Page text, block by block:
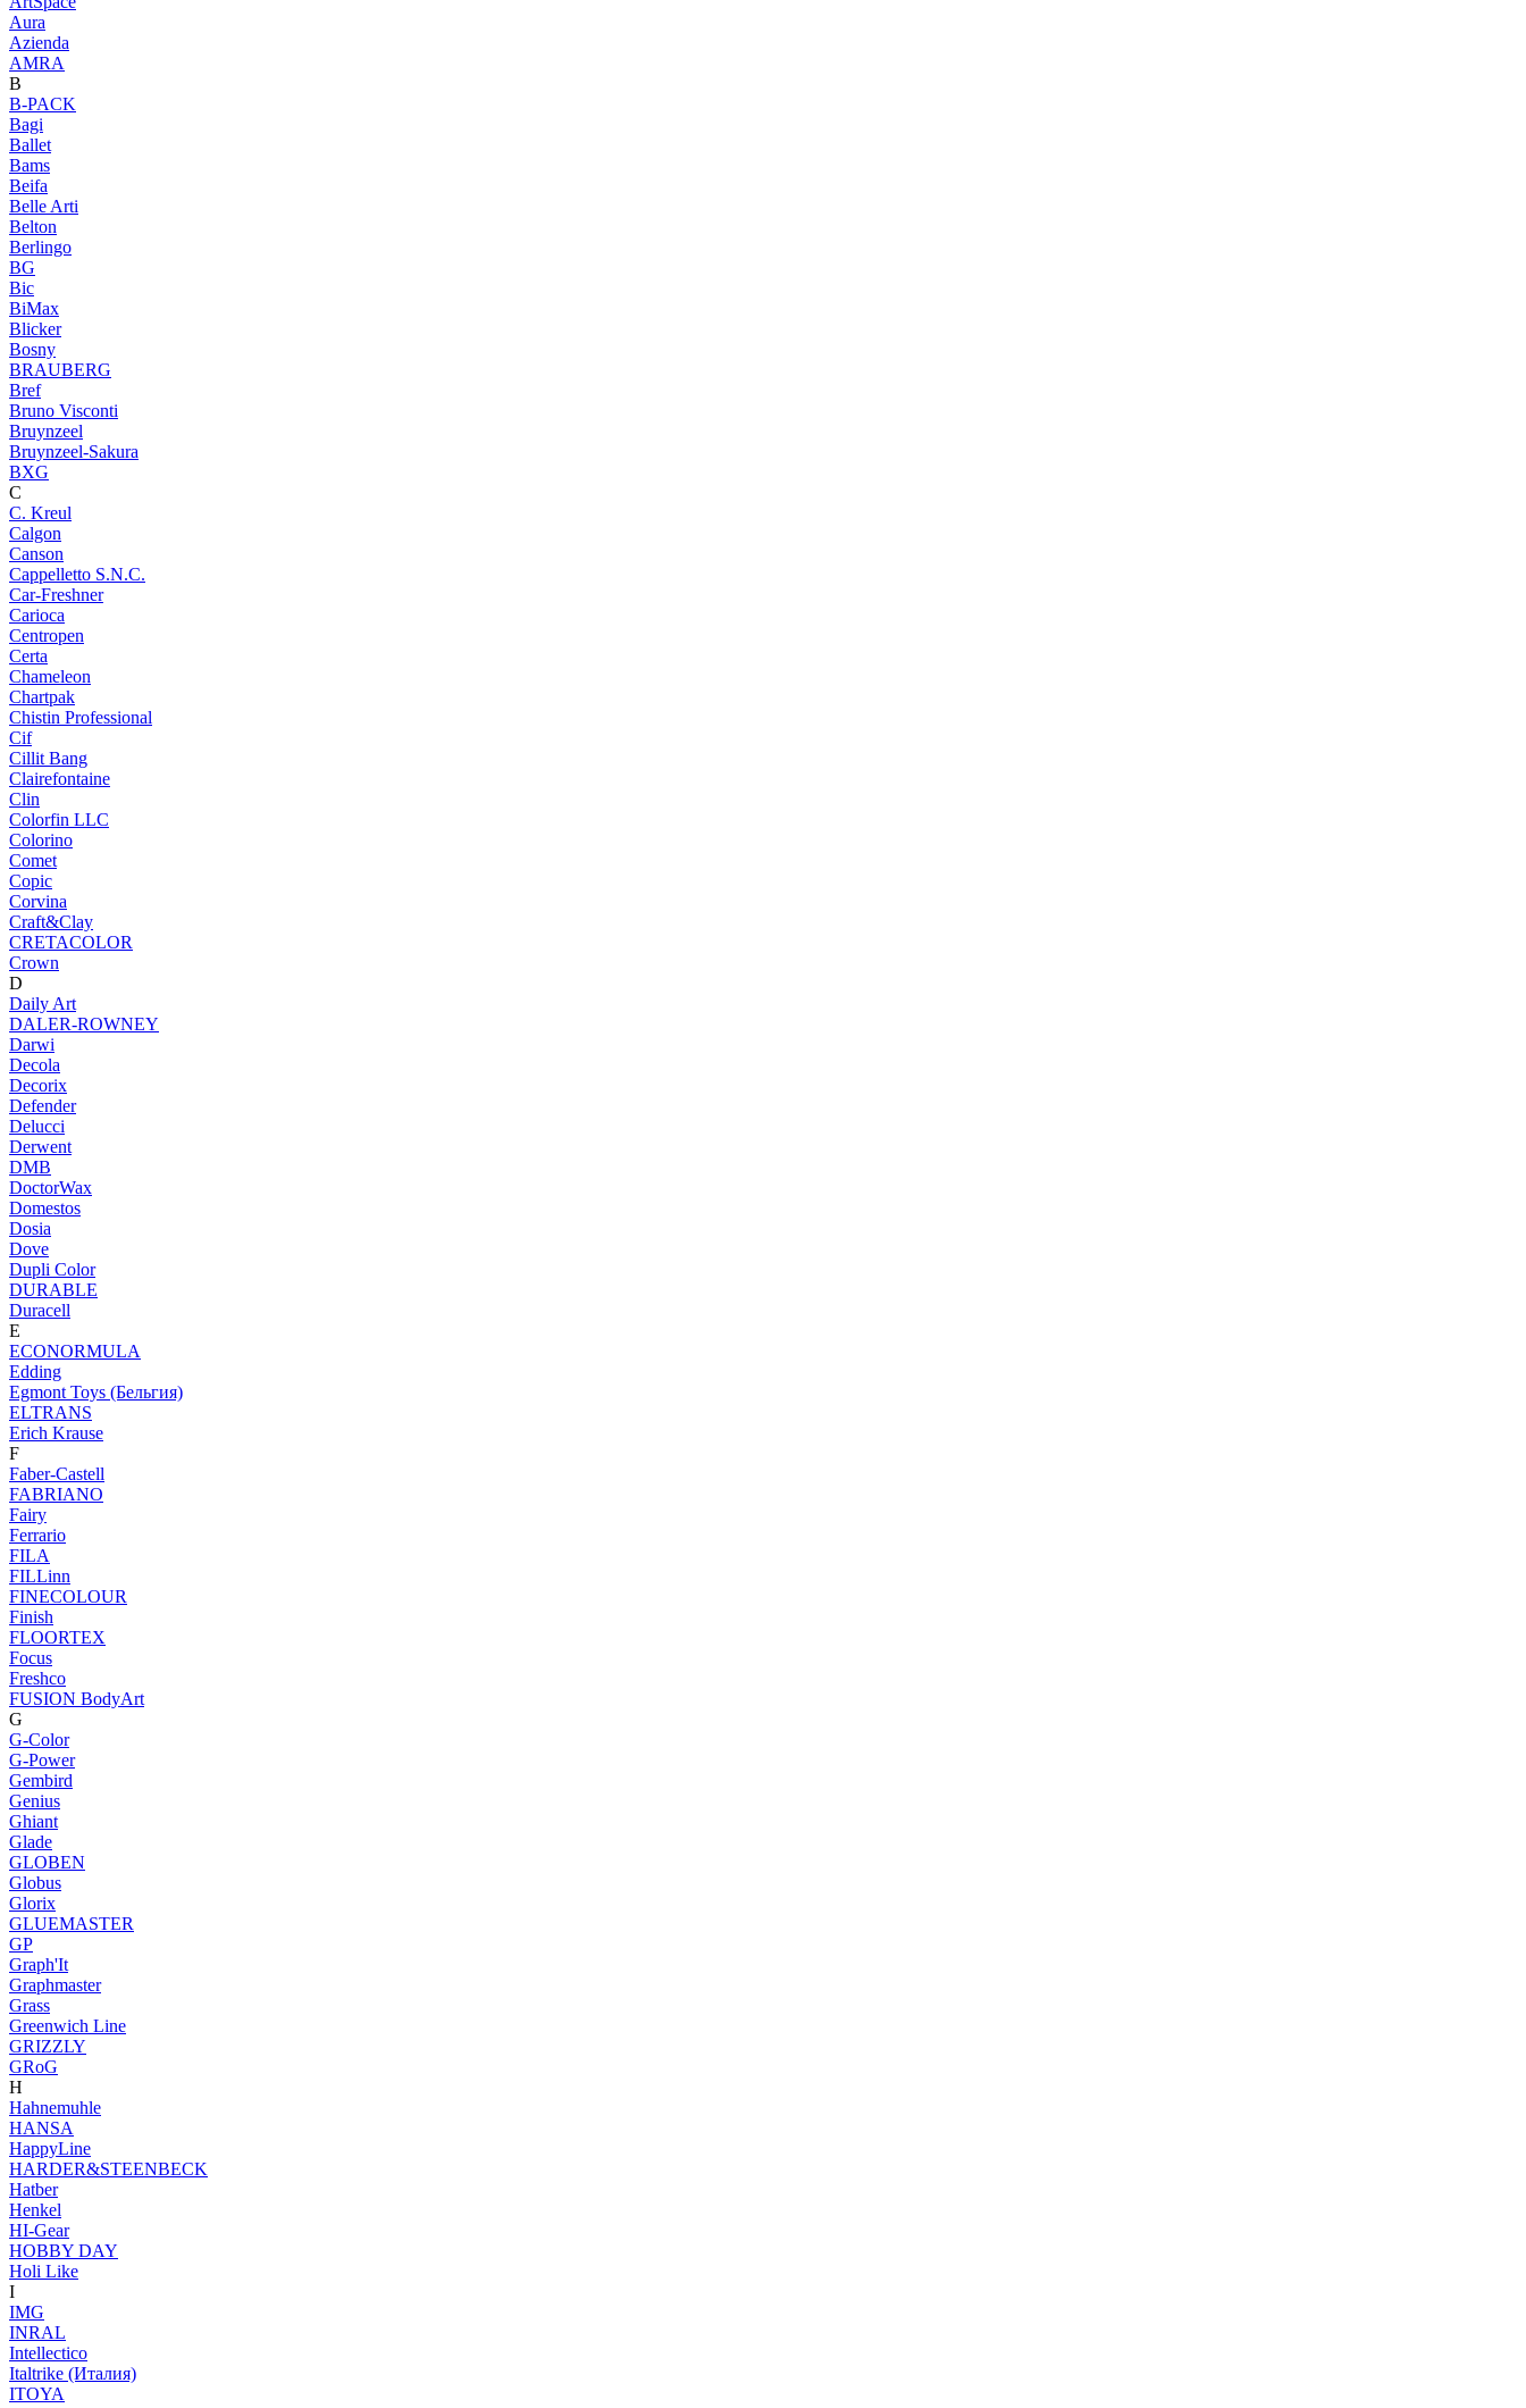
Aura
Azienda
AМRA
B
B-PACK
Bagi
Ballet
Bams
Beifa
Belle Arti
Belton
Berlingo
BG
Bic
BiMax
Blicker
Bosny
BRAUBERG
Bref
Bruno Visconti
Bruynzeel
Bruynzeel-Sakura
BXG
C
C. Kreul
Calgon
Canson
Cappelletto S.N.C.
Car-Freshner
Carioca
Centropen
Certa
Chameleon
Chartpak
Chistin Professional
Cif
Cillit Bang
Clairefontaine
Clin
Colorfin LLC
Colorino
Comet
Copic
Corvina
Craft&Clay
CRETACOLOR
Crown
D
Daily Art
DALER-ROWNEY
Darwi
Decola
Decorix
Defender
Delucci
Derwent
DMB
DoctorWax
Domestos
Dosia
Dove
Dupli Color
DURABLE
Duracell
E
ECONORMULA
Edding
Egmont Toys (Бельгия)
ELTRANS
Erich Krause
F
Faber-Castell
FABRIANO
Fairy
Ferrario
FILA
FILLinn
FINECOLOUR
Finish
FLOORTEX
Focus
Freshco
FUSION BodyArt
G
G-Color
G-Power
Gembird
Genius
Ghiant
Glade
GLOBEN
Globus
Glorix
GLUEMASTER
GP
Graph'It
Graphmaster
Grass
Greenwich Line
GRIZZLY
GRoG
H
Hahnemuhle
HANSA
HappyLine
HARDER&STEENBECK
Hatber
Henkel
HI-Gear
HOBBY DAY
Holi Like
I
IMG
INRAL
Intellectico
Italtrike (Италия)
ITOYA